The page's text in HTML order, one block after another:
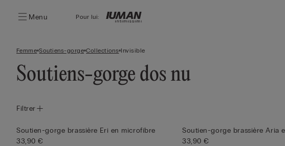
Menu Pour lui:
Femme Soutiens-gorge Collections Invisible
Soutiens-gorge dos nu
Filtrer
Soutien-gorge brassière Eri en microfibre
33,90 €
Soutien-gorge brassière Aria
33,90 €